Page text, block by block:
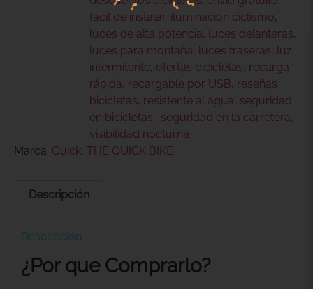
fácil de instalar, iluminación ciclismo,
luces de alta potencia, luces delanteras,
luces para montaña, luces traseras, luz
intermitente, ofertas bicicletas, recarga
rápida, recargable por USB, reseñas
bicicletas, resistente al agua, seguridad
en bicicletas. , seguridad en la carretera,
visibilidad nocturna
Marca: Quick, THE QUICK BIKE
Descripción
Descripción
¿Por que Comprarlo?